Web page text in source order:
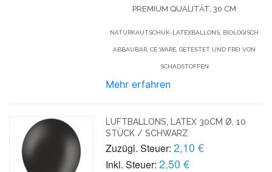
PREMIUM QUALITÄT, 30 CM
NATURKAUTSCHUK-LATEXBALLONS, BIOLOGISCH
ABBAUBAR, CE WARE, GETESTET UND FREI VON
SCHADSTOFFEN
Mehr erfahren
LUFTBALLONS, LATEX 30CM Ø, 10
STÜCK / SCHWARZ
Zuzügl. Steuer: 2,10 €
Inkl. Steuer: 2,50 €